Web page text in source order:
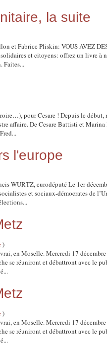
la suite
et Fabrice Pliskin: VOUS AVEZ
et citoyens: offrez un livre à
Faites...
pour Cesare ! Depuis le
affaire. De Cesare Battisti et
l'europe
WURTZ, eurodéputé Le 1er
et sociaux-démocrates de
)
en Moselle. Mercredi 17 décembre
se réuniront et débattront avec le
)
en Moselle. Mercredi 17 décembre
se réuniront et débattront avec le